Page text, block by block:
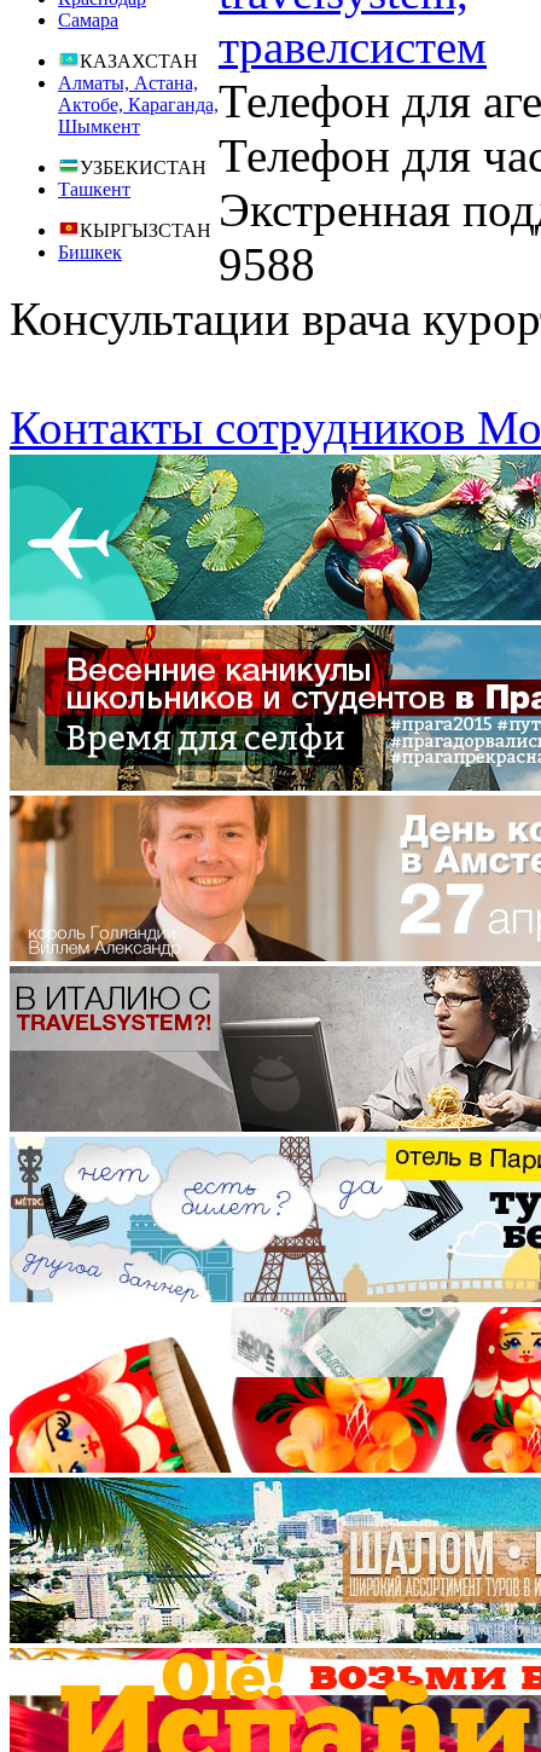
Самара
КАЗАХСТАН
Алматы, Астана,
Актобе, Караганда,
Шымкент
УЗБЕКИСТАН
Ташкент
КЫРГЫЗСТАН
Бишкек
Телефон для
Телефон для
Экстренная
9588
Консультации врача
Контакты сотрудников